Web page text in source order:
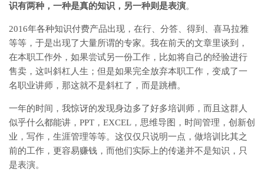
识有两种，一种是真的知识，另一种则是表演。
2016年各种知识付费产品出现，在行、分答、得到、喜马拉雅
等等，于是出现了大量所谓的专家。我在前天的文章里谈到，
在本职工作外，如果尝试另一份工作，比如将自己的经验进行
售卖，这叫斜杠人生；但是如果完全放弃本职工作，变成了一
名职业讲师，那这就不是斜杠了，而是跳槽。
一年的时间，我惊讶的发现身边多了好多培训师，而且这群人
似乎什么都能讲，PPT，EXCEL，思维导图，时间管理，创新创
业，写作，生涯管理等等。这仅仅只说明一点，做培训比其之
前的工作，更容易赚钱，而他们实际上的传递并不是知识，只
是表演。